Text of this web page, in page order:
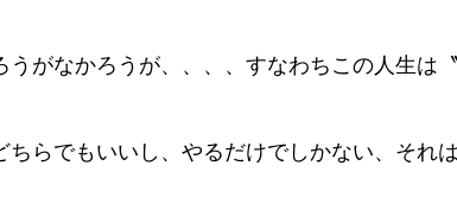
うがなかろうが、、、、すなわちこの人生は
ちらでもいいし、やるだけでしかない、それ